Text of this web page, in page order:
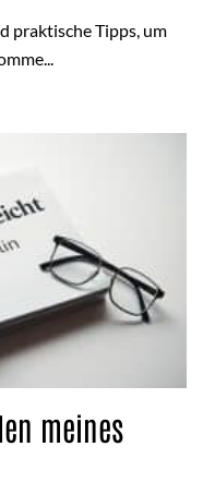
praktische Tipps, um
meines